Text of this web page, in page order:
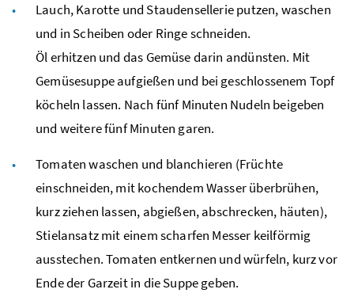
Lauch, Karotte und Staudensellerie putzen, waschen
und in Scheiben oder Ringe schneiden.
Öl erhitzen und das Gemüse darin andünsten. Mit
Gemüsesuppe aufgießen und bei geschlossenem Topf
köcheln lassen. Nach fünf Minuten Nudeln beigeben
und weitere fünf Minuten garen.
Tomaten waschen und blanchieren (Früchte
einschneiden, mit kochendem Wasser überbrühen,
kurz ziehen lassen, abgießen, abschrecken, häuten),
Stielansatz mit einem scharfen Messer keilförmig
ausstechen. Tomaten entkernen und würfeln, kurz vor
Ende der Garzeit in die Suppe geben.